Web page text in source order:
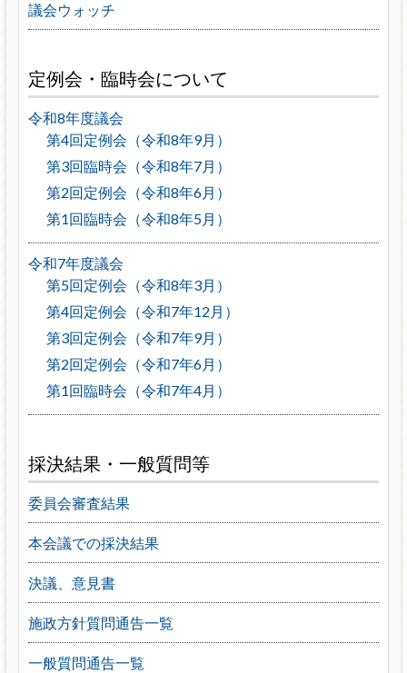
議会ウォッチ
定例会・臨時会について
令和8年度議会
第4回定例会（令和8年9月）
第3回臨時会（令和8年7月）
第2回定例会（令和8年6月）
第1回臨時会（令和8年5月）
令和7年度議会
第5回定例会（令和8年3月）
第4回定例会（令和7年12月）
第3回定例会（令和7年9月）
第2回定例会（令和7年6月）
第1回臨時会（令和7年4月）
採決結果・一般質問等
委員会審査結果
本会議での採決結果
決議、意見書
施政方針質問通告一覧
一般質問通告一覧